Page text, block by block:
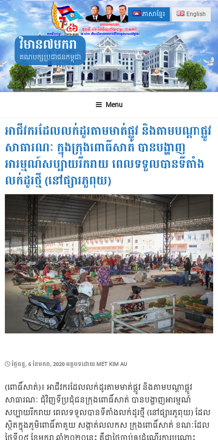
Skip
to
content
ភាសាខ្មែរ English
វិមាន៧មករា
គណបក្សប្រជាជនកម្ពុជា
Menu
អាជីវករដែលលក់ដូរតាមមាត់ផ្លូវ និងតាមបណ្តាផ្លូវ
សាធារណៈ ក្នុងក្រុងពោធិ៍សាត់ បានបង្ហាញ
អារម្មណ៍សប្បាយរីករាយ ពេលទទួលបានទីតាំង
លក់ដូរថ្មី (នៅផ្សារភួពុយ)
POSTED
ថ្ងៃ​ចន្ទ, 6 ខែ​មករា, 2020អត្ថបទដោយ MET KIM AU
(ពោធិ៍សាត់)៖ អាជីវករដែលលក់ដូរតាមមាត់ផ្លូវ និងតាមបណ្តាផ្លូវ
សាធារណៈ ជុំវិញទីប្រជុំជនក្រុងពោធិ៍សាត់ បានបង្ហាញអារម្មណ៍
សប្បាយរីករាយ ពេលទទួលបានទីតាំងលក់ដូរថ្មី (នៅផ្សារភួពុយ) ដែល
ស្ថិតក្នុងភូមិពោធិ៍តាគួយ សង្កាត់លលកស ក្រុងពោធិ៍សាត់ ខណៈដែល